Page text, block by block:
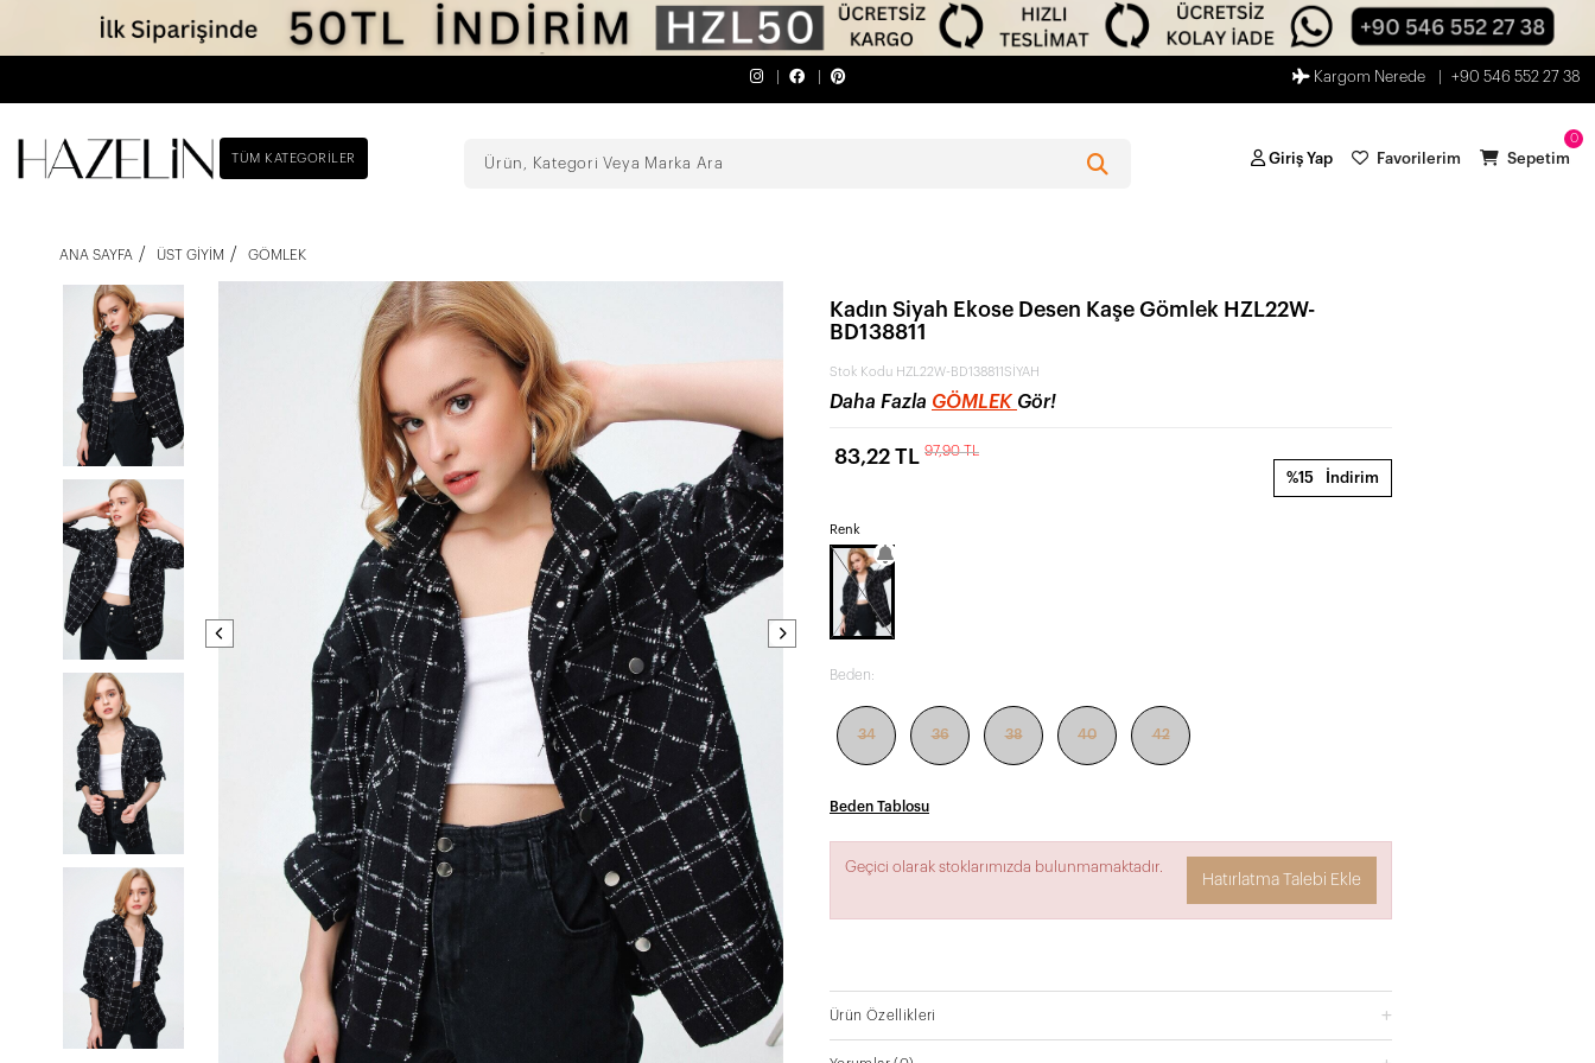
Kargom Nerede +90 546 552 27 38
TÜM KATEGORILER Giriş Yap Favorilerim
0
Sepetim
ANA SAYFA ÜST GIYIM GÖMLEK
Kadın Siyah Ekose Desen Kaşe Gömlek HZL22W-
BD138811
Stok Kodu HZL22W-BD138811SİYAH
Daha Fazla GÖMLEK Gör!
%15 İndirim
83,22 TL 97,90 TL
Renk
Beden:
34 36 38 40 42
Beden Tablosu
Geçici olarak stoklarımızda bulunmamaktadır.
Hatırlatma Talebi Ekle
Ürün Özellikleri